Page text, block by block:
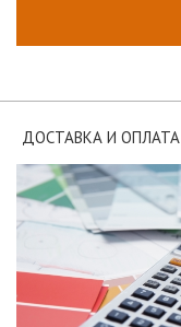
ДОСТАВКА И ОПЛАТА